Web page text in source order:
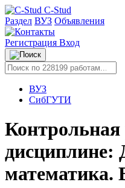
C-Stud
Раздел ВУЗ Объявления
Регистрация Вход
ВУЗ
СибГУТИ
дисциплине:
математика.